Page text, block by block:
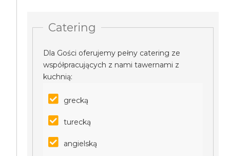
Catering
Dla Gości oferujemy pełny catering ze
współpracujących z nami tawernami z
kuchnią:
grecką
turecką
angielską